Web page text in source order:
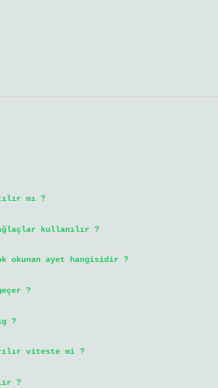
mı ?
kullanılır ?
okunan ayet hangisidir ?
?
?
viteste mi ?
?